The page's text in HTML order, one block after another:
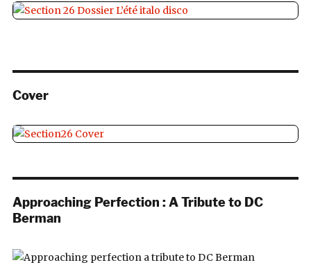
Cover
Approaching Perfection : A Tribute to DC
Berman